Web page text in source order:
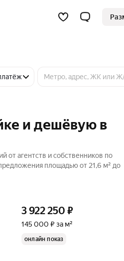
и дешёвую в
от агентств и собственников по
площадью от 21,6 м² до
3 922 250 ₽
145 000 ₽ за м²
онлайн показ